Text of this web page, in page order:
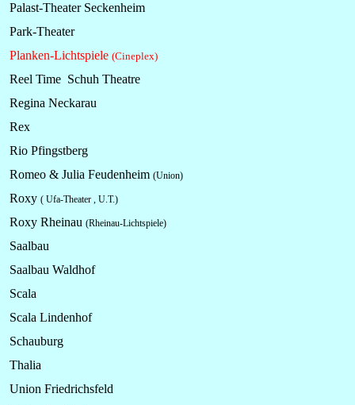
Palast-Theater Seckenheim
Park-Theater
Planken-Lichtspiele (Cineplex)
Reel Time Schuh Theatre
Regina Neckarau
Rex
Rio Pfingstberg
Romeo & Julia Feudenheim (Union)
Roxy ( Ufa-Theater , U.T.)
Roxy Rheinau (Rheinau-Lichtspiele)
Saalbau
Saalbau Waldhof
Scala
Scala Lindenhof
Schauburg
Thalia
Union Friedrichsfeld